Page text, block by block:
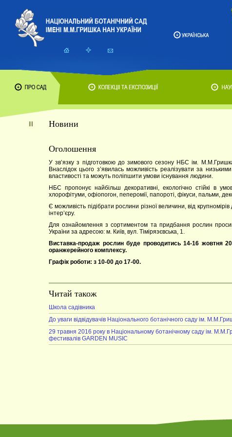
Новини
Оголошення
У зв’язку з підготовкою до зимового сезону НБС ім.
Внаслідок цього з’явилась можливість реалізувати за
властивості та можуть поліпшити умови існування людини.
НБС пропонує найбільш декоративні, екологічно стійкі в
хлорофітуми, офіопогон, пеперомії, папороті, фікуси, пальми,
Є можливість підібрати рослини різної величини, від
інтер’єру.
Для ознайомлення з сортиментом та придбання рослин
України за адресою: м. Київ, вул. Тімірязєвська, 1.
Виставка-продаж рослин буде проводитись 14-16 жовтня
оранжерейного комплексу.
Графік роботи: з 10-00 до 17-00.
Читай також
Школа садівника
До уваги відвідувачів Національного ботанічного саду ім.
29 травня 2016 року в Національному ботанічному саду ім.
фестивалів GARDEN MUSIC